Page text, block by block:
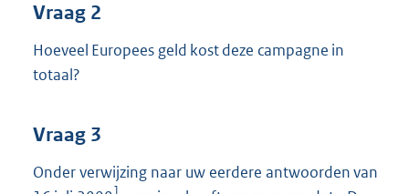
Vraag 2
Hoeveel Europees geld kost deze campagne in
totaal?
Vraag 3
Onder verwijzing naar uw eerdere antwoorden van
1